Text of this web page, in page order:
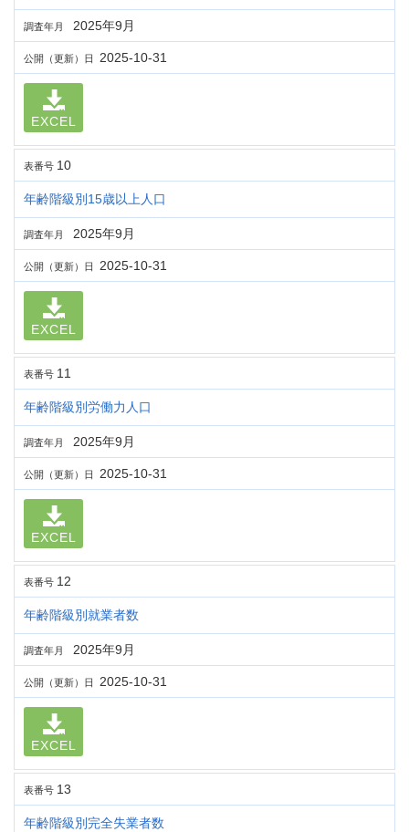
調査年月 2025年9月
公開（更新）日 2025-10-31
EXCEL
表番号 10
年齢階級別15歳以上人口
調査年月 2025年9月
公開（更新）日 2025-10-31
EXCEL
表番号 11
年齢階級別労働力人口
調査年月 2025年9月
公開（更新）日 2025-10-31
EXCEL
表番号 12
年齢階級別就業者数
調査年月 2025年9月
公開（更新）日 2025-10-31
EXCEL
表番号 13
年齢階級別完全失業者数